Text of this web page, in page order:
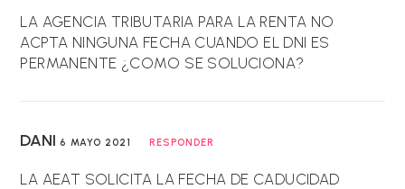
LA AGENCIA TRIBUTARIA PARA LA RENTA NO
ACPTA NINGUNA FECHA CUANDO EL DNI ES
PERMANENTE ¿COMO SE SOLUCIONA?
DANI6 MAYO 2021 RESPONDER
LA AEAT SOLICITA LA FECHA DE CADUCIDAD